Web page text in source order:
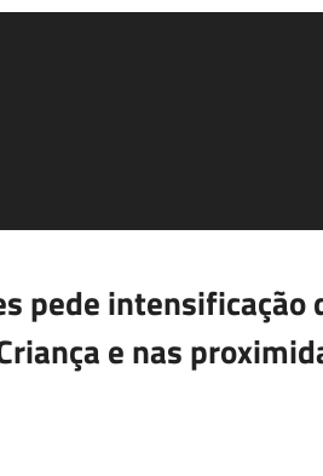
pede intensificação
e nas